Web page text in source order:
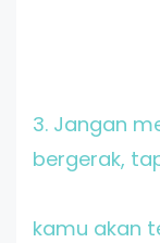
3. Jangan
bergerak,
kamu akan